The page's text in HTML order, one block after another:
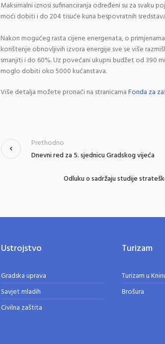
Maksimalni iznosi sufinanciranja određeni su za svaku
moći dobiti i do 204 tisuće kuna bespovratnih
Nakon mogućeg rasta cijene energenata, o
korištenje obnovljivih izvora energije sve se više
smanjiti i do 60%. Uz povećani ukupni budžet od 390
moglo dobiti oko 5000 kućanstava.
Više detalja možete pronaći na stranicamaFonda za
Dnevni red za 5. sjednicu Gradskog vijeća
Prethodno
Odluku o sadržaju studije
Ustrojstvo
Gradska uprava
Savjet mladih
Civilna zaštita
Turizam
Turizam u
Brošura